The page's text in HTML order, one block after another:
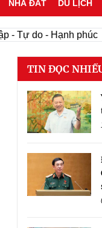
NHÀ ĐẤT DU LỊCH
do - Hạnh phúc
TIN ĐỌC